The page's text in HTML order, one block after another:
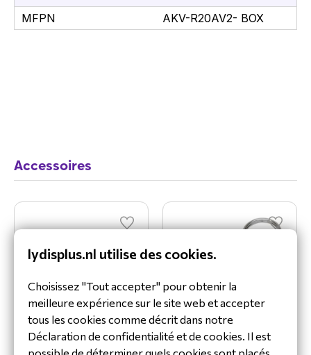
MFPN
AKV-R20AV2- BOX
Accessoires
2N IP Security Relay
9159010
2N Mifare RFID
Sleutelhanger
13.56MHz
9134174
lydisplus.nl utilise des cookies.
Choisissez "Tout accepter" pour obtenir la
meilleure expérience sur le site web et accepter
tous les cookies comme décrit dans notre
Déclaration de confidentialité et de cookies. Il est
possible de déterminer quels cookies sont placés